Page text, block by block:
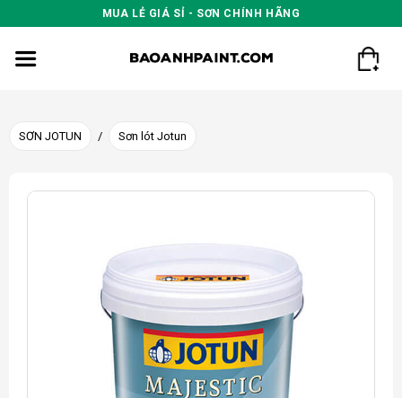
to
content
MUA LẺ GIÁ SỈ - SƠN CHÍNH HÃNG
SƠN JOTUN / Sơn lót Jotun